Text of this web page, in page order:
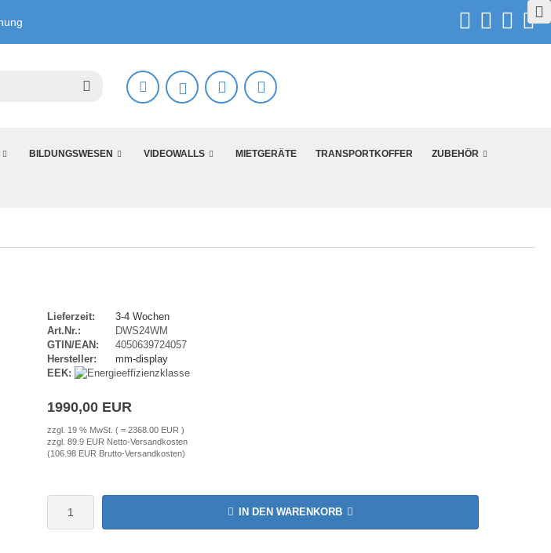
BILDUNGSWESEN VIDEOWALLS MIETGERÄTE TRANSPORTKOFFER ZUBEHÖR
Lieferzeit:
3-4 Wochen
Art.Nr.:
DWS24WM
GTIN/EAN:
4050639724057
Hersteller:
mm-display
EEK:
1990,00 EUR
zzgl. 19 % MwSt. ( = 2368.00 EUR )
zzgl. 89.9 EUR Netto-Versandkosten
(106.98 EUR Brutto-Versandkosten)
IN DEN WARENKORB